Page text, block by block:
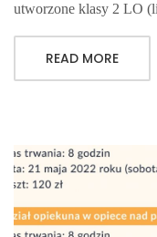
utworzone klasy 2 LO
READ MORE